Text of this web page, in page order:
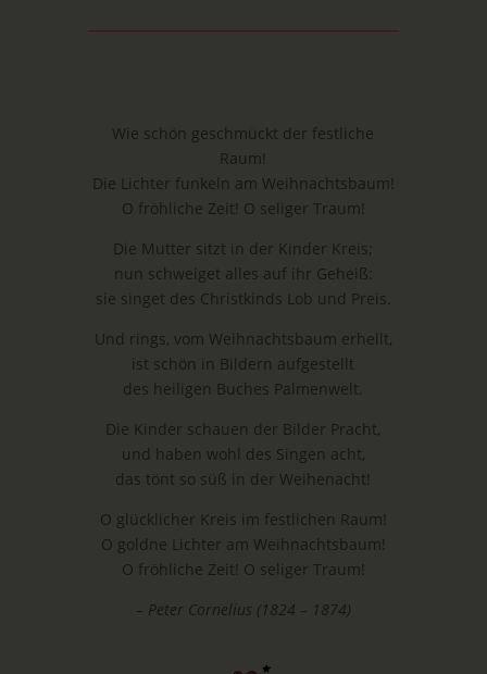
Wie schön geschmückt der festliche
Raum!
Die Lichter funkeln am Weihnachtsbaum!
O fröhliche Zeit! O seliger Traum!
Die Mutter sitzt in der Kinder Kreis;
nun schweiget alles auf ihr Geheiß:
sie singet des Christkinds Lob und Preis.
Und rings, vom Weihnachtsbaum erhellt,
ist schön in Bildern aufgestellt
des heiligen Buches Palmenwelt.
Die Kinder schauen der Bilder Pracht,
und haben wohl des Singen acht,
das tönt so süß in der Weihenacht!
O glücklicher Kreis im festlichen Raum!
O goldne Lichter am Weihnachtsbaum!
O fröhliche Zeit! O seliger Traum!
– Peter Cornelius (1824 – 1874)